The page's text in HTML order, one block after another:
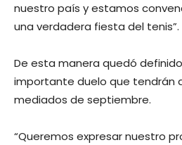
nuestro país y estamos
una verdadera fiesta del tenis”.
De esta manera quedó
importante duelo que tendrán
mediados de septiembre.
“Queremos expresar nuestro